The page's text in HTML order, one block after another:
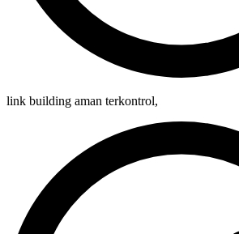
link building aman terkontrol,